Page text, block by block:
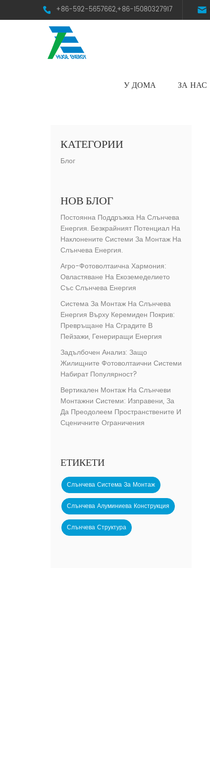
+86-592-5657662,+86-15080327917
У ДОМА ЗА НАС
КАТЕГОРИИ
Блог
НОВ БЛОГ
Постоянна Поддръжка На Слънчева
Енергия. Безкрайният Потенциал На
Наклонените Системи За Монтаж На
Слънчева Енергия.
Агро-Фотоволтаична Хармония:
Овластяване На Екоземеделието
Със Слънчева Енергия
Система За Монтаж На Слънчева
Енергия Върху Керемиден Покрив:
Превръщане На Сградите В
Пейзажи, Генериращи Енергия
Задълбочен Анализ: Защо
Жилищните Фотоволтаични Системи
Набират Популярност?
Вертикален Монтаж На Слънчеви
Монтажни Системи: Изправени, За
Да Преодолеем Пространствените И
Сценичните Ограничения
ЕТИКЕТИ
Слънчева Система За Монтаж
Слънчева Алуминиева Конструкция
Слънчева Структура